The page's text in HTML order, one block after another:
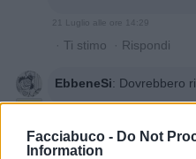
Facciabuco - Do Not
Information
21 Luglio alle ore 14:29
· Ti stimo · Rispondi
EbbeneSi: Dovrebbero
·Ti stimo ·Rispondi